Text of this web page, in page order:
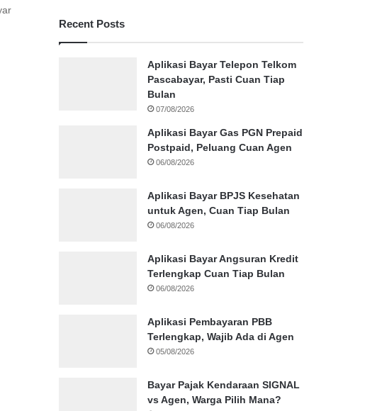
Recent Posts
Aplikasi Bayar Telepon Telkom
Pascabayar, Pasti Cuan Tiap
Bulan
07/08/2026
Aplikasi Bayar Gas PGN Prepaid
Postpaid, Peluang Cuan Agen
06/08/2026
Aplikasi Bayar BPJS Kesehatan
untuk Agen, Cuan Tiap Bulan
06/08/2026
Aplikasi Bayar Angsuran Kredit
Terlengkap Cuan Tiap Bulan
06/08/2026
Aplikasi Pembayaran PBB
Terlengkap, Wajib Ada di Agen
05/08/2026
Bayar Pajak Kendaraan SIGNAL
vs Agen, Warga Pilih Mana?